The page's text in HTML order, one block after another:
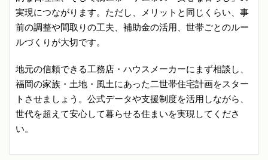
実現につながります。ただし、メリットと同じくらい、事
前の調整や間取りの工夫、補助金の活用、世帯ごとのルー
ルづくりが大切です。
地元の信頼できる工務店・ハウスメーカーにまず相談し、
福岡の家族・土地・風土にあった二世帯住宅計画をスター
トさせましょう。公式データや支援制度を活用しながら、
世代を超えて安心して暮らせる住まいを実現してくださ
い。